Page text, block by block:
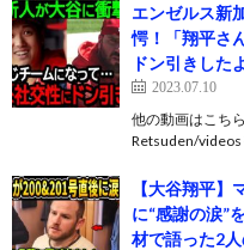
エンゼルス新
愕！「翔平さ
ドン引きした
2023.07.10
他の動画はこち
Retsuden/
【大谷翔平
に“感謝の涙”
材で語った2